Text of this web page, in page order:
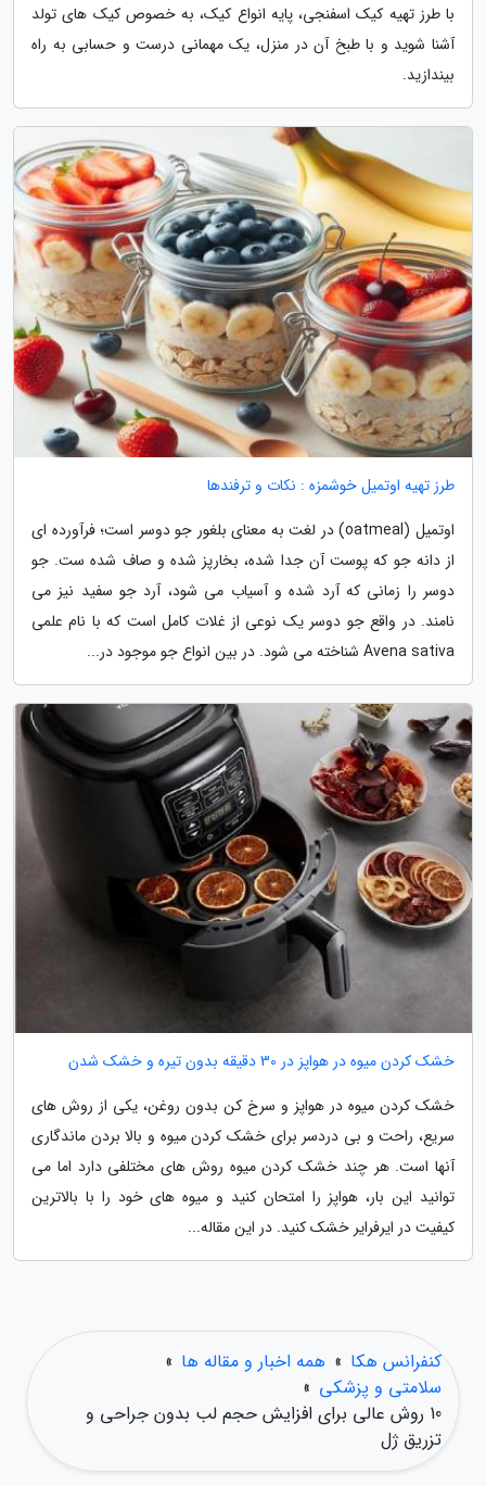
با طرز تهیه کیک اسفنجی، پایه انواع کیک، به خصوص کیک های تولد
آشنا شوید و با طبخ آن در منزل، یک مهمانی درست و حسابی به راه
بیندازید.
طرز تهیه اوتمیل خوشمزه : نکات و ترفندها
اوتمیل (oatmeal) در لغت به معنای بلغور جو دوسر است؛ فرآورده ای
از دانه جو که پوست آن جدا شده، بخارپز شده و صاف شده ست. جو
دوسر را زمانی که آرد شده و آسیاب می شود، آرد جو سفید نیز می
نامند. در واقع جو دوسر یک نوعی از غلات کامل است که با نام علمی
Avena sativa شناخته می شود. در بین انواع جو موجود در...
خشک کردن میوه در هواپز در 30 دقیقه بدون تیره و خشک شدن
خشک کردن میوه در هواپز و سرخ کن بدون روغن، یکی از روش های
سریع، راحت و بی دردسر برای خشک کردن میوه و بالا بردن ماندگاری
آنها است. هر چند خشک کردن میوه روش های مختلفی دارد اما می
توانید این بار، هواپز را امتحان کنید و میوه های خود را با بالاترین
کیفیت در ایرفرایر خشک کنید. در این مقاله...
کنفرانس هکا » همه اخبار و مقاله ها »
سلامتی و پزشکی »
10 روش عالی برای افزایش حجم لب بدون جراحی و
تزریق ژل